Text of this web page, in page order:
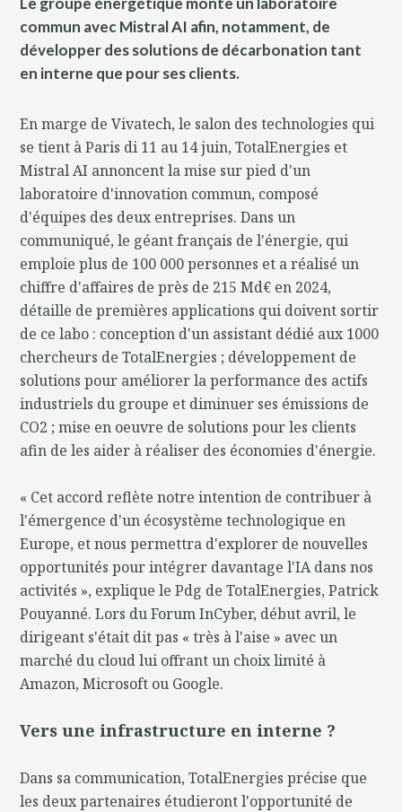
commun avec Mistral AI afin, notamment, de
développer des solutions de décarbonation tant
en interne que pour ses clients.
En marge de Vivatech, le salon des technologies qui
se tient à Paris di 11 au 14 juin, TotalEnergies et
Mistral AI annoncent la mise sur pied d'un
laboratoire d'innovation commun, composé
d'équipes des deux entreprises. Dans un
communiqué, le géant français de l'énergie, qui
emploie plus de 100 000 personnes et a réalisé un
chiffre d'affaires de près de 215 Md€ en 2024,
détaille de premières applications qui doivent sortir
de ce labo : conception d'un assistant dédié aux 1000
chercheurs de TotalEnergies ; développement de
solutions pour améliorer la performance des actifs
industriels du groupe et diminuer ses émissions de
CO2 ; mise en oeuvre de solutions pour les clients
afin de les aider à réaliser des économies d'énergie.
« Cet accord reflète notre intention de contribuer à
l'émergence d'un écosystème technologique en
Europe, et nous permettra d'explorer de nouvelles
opportunités pour intégrer davantage l'IA dans nos
activités », explique le Pdg de TotalEnergies, Patrick
Pouyanné. Lors du Forum InCyber, début avril, le
dirigeant s'était dit pas « très à l'aise » avec un
marché du cloud lui offrant un choix limité à
Amazon, Microsoft ou Google.
Vers une infrastructure en interne ?
Dans sa communication, TotalEnergies précise que
les deux partenaires étudieront l'opportunité de